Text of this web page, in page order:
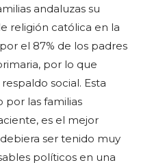
andaluzas su
religión católica en la
el 87% de los padres
por lo que
social. Esta
por las familias
es el mejor
ser tenido muy
políticos en una